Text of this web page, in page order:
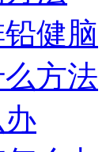
健脑
方法